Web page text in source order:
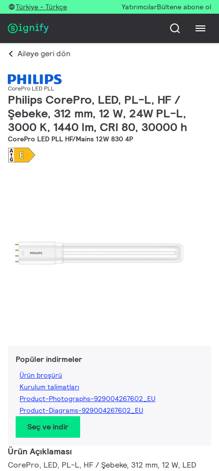
Türkiye - Türkçe YatırımcılarBültene abone ol
Aileye geri dön
CorePro LED PLL
Philips CorePro, LED, PL-L, HF /
Şebeke, 312 mm, 12 W, 24W PL-L,
3000 K, 1440 lm, CRI 80, 30000 h
CorePro LED PLL HF/Mains 12W 830 4P
Popüler indirmeler
Ürün broşürü
Kurulum talimatları
Product-Photographs-929004267602_EU
Product-Diagrams-929004267602_EU
Seç ve indir
Ürün Açıklaması
CorePro, LED, PL-L, HF / Şebeke, 312 mm, 12 W, LED